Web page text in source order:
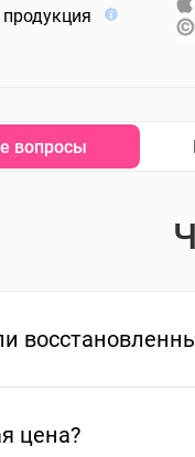
вопросы
цена?